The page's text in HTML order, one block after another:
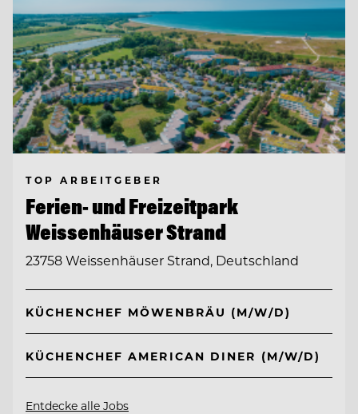
TOP ARBEITGEBER
Ferien- und Freizeitpark
Weissenhäuser Strand
23758 Weissenhäuser Strand, Deutschland
KÜCHENCHEF MÖWENBRÄU (M/W/D)
KÜCHENCHEF AMERICAN DINER (M/W/D)
Entdecke alle Jobs